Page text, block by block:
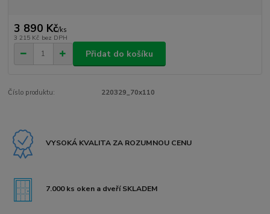
3 890 Kč/ks
3 215 Kč bez DPH
Přidat do košíku
Číslo produktu: 220329_70x110
VYSOKÁ KVALITA ZA ROZUMNOU CENU
7.000 ks oken a dveří SKLADEM